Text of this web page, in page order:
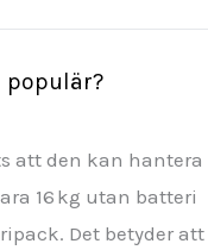
populär?
att den kan hantera
16 kg utan batteri
Det betyder att